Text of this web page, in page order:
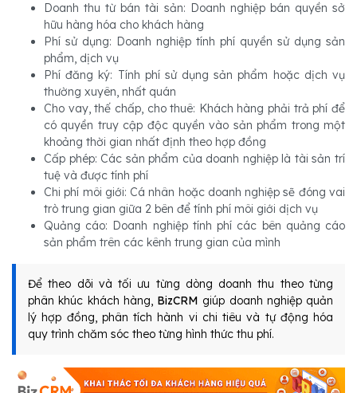
Doanh thu từ bán tài sản: Doanh nghiệp bán quyền sở
hữu hàng hóa cho khách hàng
Phí sử dụng: Doanh nghiệp tính phí quyền sử dụng sản
phẩm, dịch vụ
Phí đăng ký: Tính phí sử dụng sản phẩm hoặc dịch vụ
thường xuyên, nhất quán
Cho vay, thế chấp, cho thuê: Khách hàng phải trả phí để
có quyền truy cập độc quyền vào sản phẩm trong một
khoảng thời gian nhất định theo hợp đồng
Cấp phép: Các sản phẩm của doanh nghiệp là tài sản trí
tuệ và được tính phí
Chi phí môi giới: Cá nhân hoặc doanh nghiệp sẽ đóng vai
trò trung gian giữa 2 bên để tính phí môi giới dịch vụ
Quảng cáo: Doanh nghiệp tính phí các bên quảng cáo
sản phẩm trên các kênh trung gian của mình
Để theo dõi và tối ưu từng dòng doanh thu theo từng
phân khúc khách hàng, BizCRM giúp doanh nghiệp quản
lý hợp đồng, phân tích hành vi chi tiêu và tự động hóa
quy trình chăm sóc theo từng hình thức thu phí.